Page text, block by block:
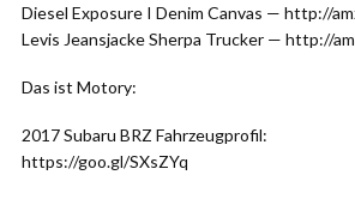
Diesel Exposure I Denim Canvas — http://
Levis Jeansjacke Sherpa Trucker — http://
Das ist Motory:
2017 Subaru BRZ Fahrzeugprofil:
https://goo.gl/SXsZYq